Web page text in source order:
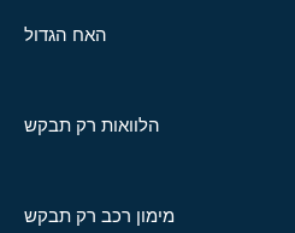
האח הגדול
הלוואות רק תבקש
מימון רכב רק תבקש